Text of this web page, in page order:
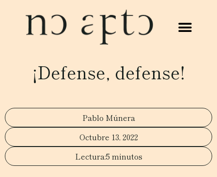
¡Defense, defense!
Pablo Múnera
Octubre 13, 2022
5 minutos